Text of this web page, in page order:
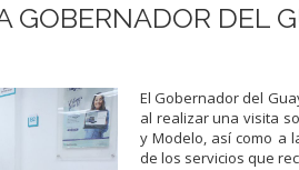
GOBERNADOR DEL
El Gobernador del
al realizar una visita
y Modelo, así como a
de los servicios que